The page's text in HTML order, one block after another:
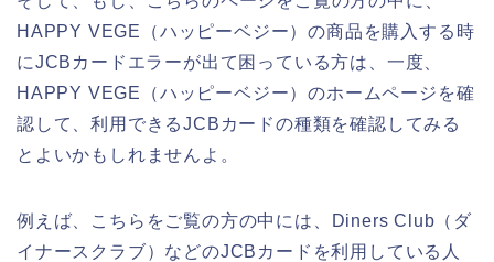
HAPPY VEGE（ハッピーベジー）の商品を購入する時
にJCBカードエラーが出て困っている方は、一度、
HAPPY VEGE（ハッピーベジー）のホームページを確
認して、利用できるJCBカードの種類を確認してみる
とよいかもしれませんよ。
例えば、こちらをご覧の方の中には、Diners Club（ダ
イナースクラブ）などのJCBカードを利用している人